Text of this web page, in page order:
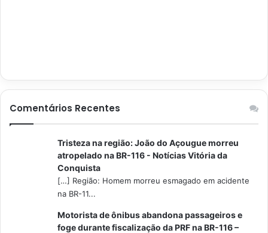
Comentários Recentes
Tristeza na região: João do Açougue morreu
atropelado na BR-116 - Notícias Vitória da
Conquista
[…] Região: Homem morreu esmagado em acidente
na BR-11...
Motorista de ônibus abandona passageiros e
foge durante fiscalização da PRF na BR-116 –